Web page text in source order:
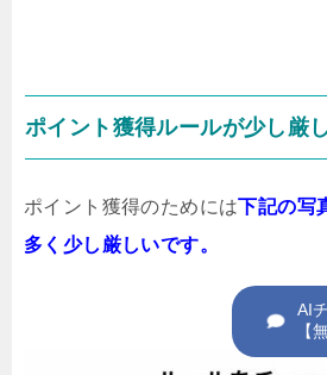
ポイント獲得ルールが少し厳
ポイント獲得のためには下記の写
多く 少し厳しいです。